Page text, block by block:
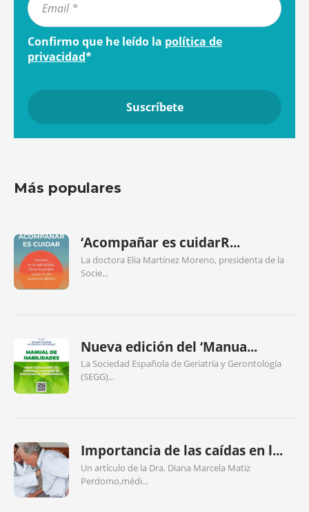
Confirmo que he leído la política de
privacidad*
Más populares
‘Acompañar es cuidarR...
La doctora Elia Martínez Moreno, presidenta de la
Socie...
Nueva edición del ‘Manua...
La Sociedad Española de Geriatría y Gerontología
(SEGG)...
Importancia de las caídas en l...
Un artículo de la Dra. Diana Marcela Matiz
Perdomo,médi...